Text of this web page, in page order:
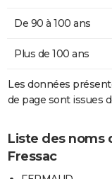
De 90 à 100 ans
Plus de 100 ans
Les données
de page sont issues
Liste des noms
Fressac